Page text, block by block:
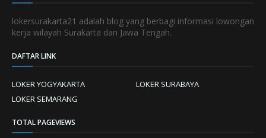
lokersurakarta21 adalah blog yang berbagi informasi lowongan
kerja wilayah Surakarta dan Jawa Tengah.
DAFTAR LINK
LOKER YOGYAKARTA
LOKER SURABAYA
LOKER SEMARANG
TOTAL PAGEVIEWS